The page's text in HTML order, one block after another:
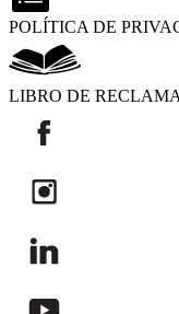
POLÍTICA DE
LIBRO DE